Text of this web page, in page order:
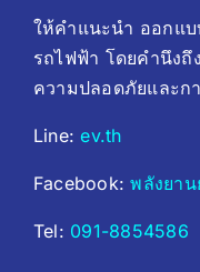
ให้คำแนะนำ ออกแบ
รถไฟฟ้า โดยคํานึงถึง
ความปลอดภัยและก
Line:ev.th
Facebook:พลังยา
Tel: 091-8854586